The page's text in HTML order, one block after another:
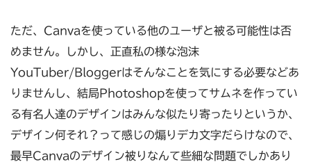
ただ、Canvaを使っている他のユーザと被る可能性は否
めません。しかし、正直私の様な泡沫
YouTuber/Bloggerはそんなことを気にする必要などあ
りませんし、結局Photoshopを使ってサムネを作ってい
る有名人達のデザインはみんな似たり寄ったりというか、
デザイン何それ？って感じの煽りデカ文字だらけなので、
最早Canvaのデザイン被りなんて些細な問題でしかあり